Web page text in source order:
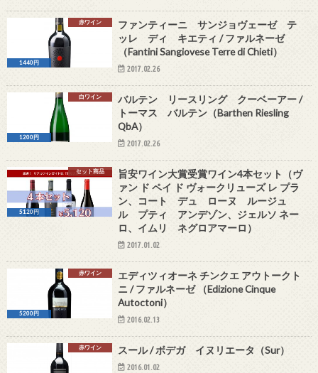
赤ワイン
1440円
ファンティーニ サンジョヴェーゼ テ
ッレ ディ キエティ / ファルネーゼ
（Fantini Sangiovese Terre di Chieti）
2017.02.26
白ワイン
1200円
バルテン リースリング クーベーアー /
トーマス バルテン（Barthen Riesling
QbA）
2017.02.26
セット商品
5120円
旨安ワイン大賞受賞ワイン4本セット（ヴ
ァン ド ペイ ド ヴォークリューズ レ プラ
ン、コート デュ ローヌ ルージュ
ル プティ アンデゾン、ジェルソ ネー
ロ、イムリ ネグロアマーロ）
2017.01.02
赤ワイン
5200円
エディツィオーネ チンクエ アウトークト
ニ / ファルネーゼ （Edizione Cinque
Autoctoni）
2016.02.13
赤ワイン スール / ボデガ イヌリエータ（Sur）
2016.01.02